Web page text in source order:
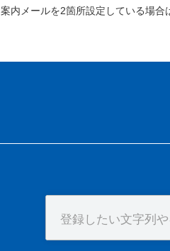
案内メールを2箇所設定している場